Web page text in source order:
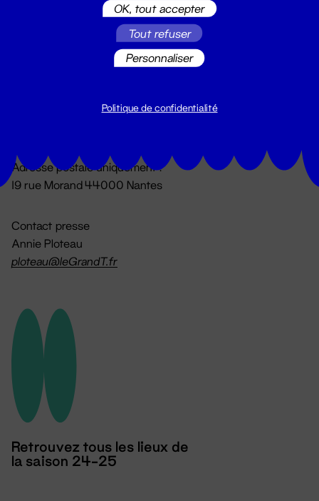
Du lundi au vendredi 14h → 18h
Adresse postale uniquement :
19 rue Morand 44000 Nantes
Contact presse
Annie Ploteau
ploteau@leGrandT.fr
Retrouvez tous les lieux de
la saison 24-25
OK, tout accepter
Tout refuser
Personnaliser
Politique de confidentialité